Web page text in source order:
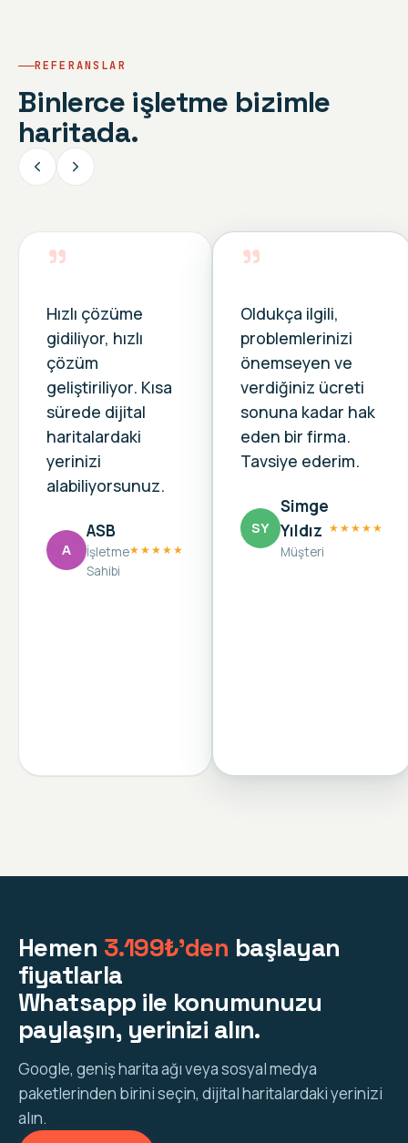
REFERANSLAR
Binlerce işletme bizimle
haritada.
”
Hızlı çözüme
gidiliyor, hızlı
çözüm
geliştiriliyor. Kısa
sürede dijital
haritalardaki
yerinizi
alabiliyorsunuz.
A
ASB
İşletme
Sahibi
★★★★★
”
Oldukça ilgili,
problemlerinizi
önemseyen ve
verdiğiniz ücreti
sonuna kadar hak
eden bir firma.
Tavsiye ederim.
SY
Simge
Yıldız
Müşteri
★★★★★
Hemen 3.199₺'den başlayan
fiyatlarla
Whatsapp ile konumunuzu
paylaşın, yerinizi alın.
Google, geniş harita ağı veya sosyal medya
paketlerinden birini seçin, dijital haritalardaki yerinizi
alın.